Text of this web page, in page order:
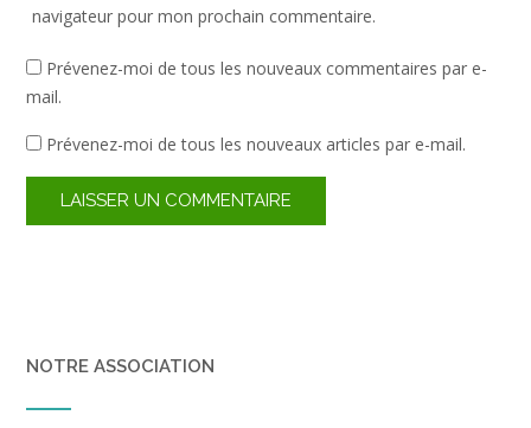
navigateur pour mon prochain commentaire.
Prévenez-moi de tous les nouveaux commentaires par e-
mail.
Prévenez-moi de tous les nouveaux articles par e-mail.
NOTRE ASSOCIATION